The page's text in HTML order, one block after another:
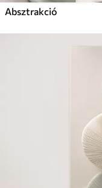
Absztrakció